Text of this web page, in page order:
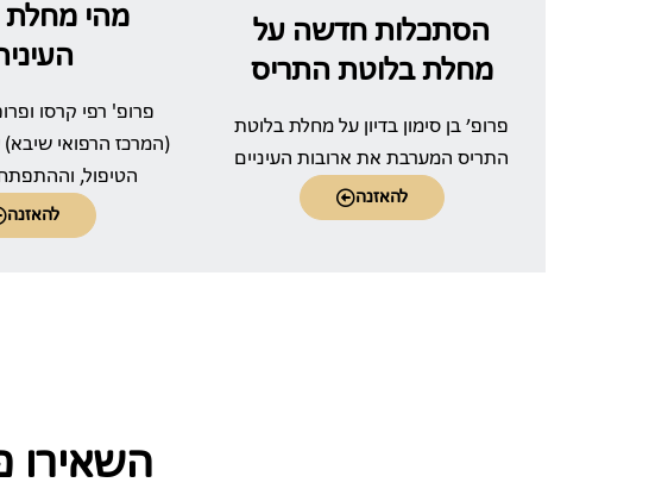
הסתכלות חדשה על
מחלת בלוטת התריס
פרופ׳ בן סימון בדיון על מחלת בלוטת
התריס המערבת את ארובות העיניים
להאזנה
מהי מחלת
פרופ' רפי קרסו
(המרכז הרפואי
הטיפול,
להאזנה
השאירו